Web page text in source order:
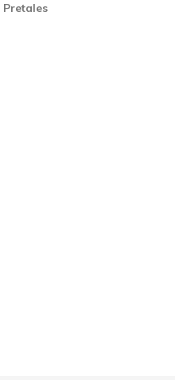
Pretales